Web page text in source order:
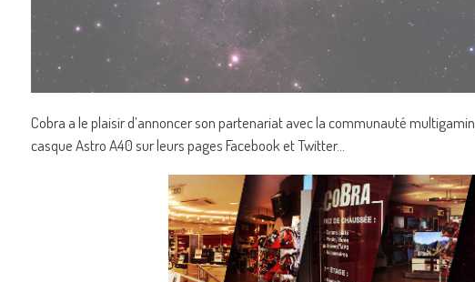
Cobra a le plaisir d’annoncer son partenariat avec la communauté
casque Astro A40 sur leurs pages Facebook et Twitter…